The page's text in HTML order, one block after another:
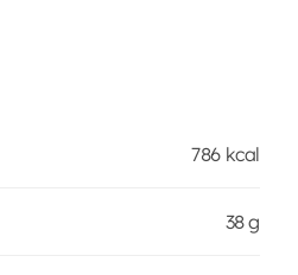
786 kcal
38 g